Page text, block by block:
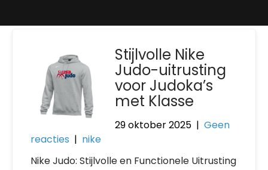
Stijlvolle Nike
Judo-uitrusting
voor Judoka’s
met Klasse
29 oktober 2025 |Geen
reacties | nike
Nike Judo: Stijlvolle en Functionele Uitrusting